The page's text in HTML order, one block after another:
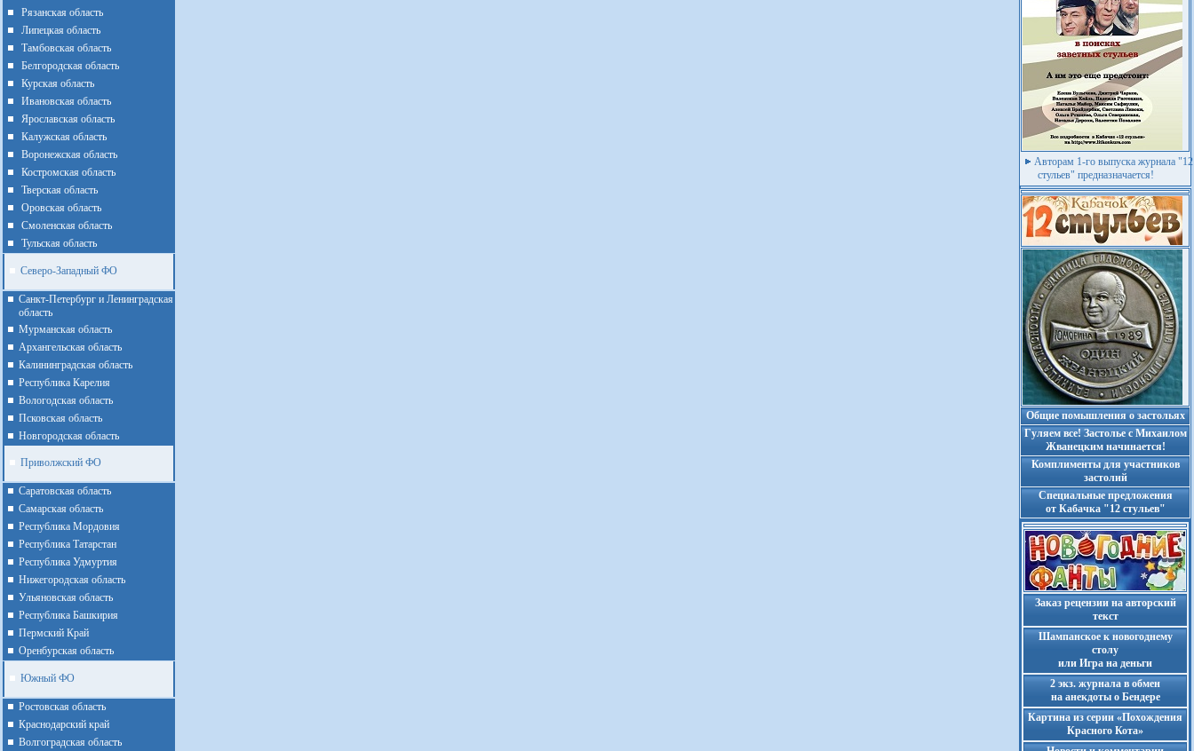
Рязанская область
Липецкая область
Тамбовская область
Белгородская область
Курская область
Ивановская область
Ярославская область
Калужская область
Воронежская область
Костромская область
Тверская область
Оровская область
Смоленская область
Тульская область
Северо-Западный ФО
Санкт-Петербург и Ленинградская
область
Мурманская область
Архангельская область
Калининградская область
Республика Карелия
Вологодская область
Псковская область
Новгородская область
Приволжский ФО
Cаратовская область
Cамарская область
Республика Мордовия
Республика Татарстан
Республика Удмуртия
Нижегородская область
Ульяновская область
Республика Башкирия
Пермский Край
Оренбурская область
Южный ФО
Ростовская область
Краснодарский край
Волгоградская область
Авторам 1-го выпуска журнала "12
стульев" предназначается!
Общие помышления о застольях
Гуляем все! Застолье с Михаилом
Жванецким начинается!
Комплименты для участников
застолий
Cпециальные предложения
от Кабачка "12 стульев"
Заказ рецензии на авторский
текст
Шампанское к новогоднему
столу
или Игра на деньги
2 экз. журнала в обмен
на анекдоты о Бендере
Картина из серии «Похождения
Красного Кота»